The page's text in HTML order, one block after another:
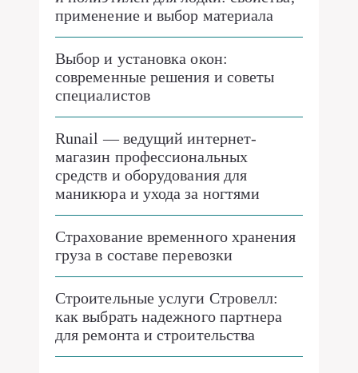
применение и выбор материала
Выбор и установка окон:
современные решения и советы
специалистов
Runail — ведущий интернет-
магазин профессиональных
средств и оборудования для
маникюра и ухода за ногтями
Страхование временного хранения
груза в составе перевозки
Строительные услуги Стровелл:
как выбрать надежного партнера
для ремонта и строительства